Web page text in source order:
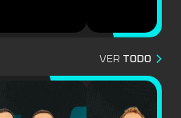
VER TODO